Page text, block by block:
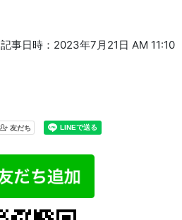
記事日時：2023年7月21日 AM 11:10